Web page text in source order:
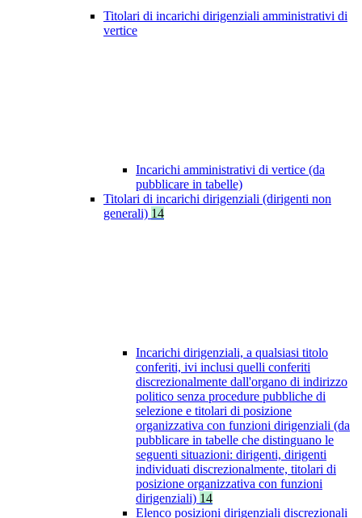
Titolari di incarichi dirigenziali amministrativi di
vertice
Incarichi amministrativi di vertice (da
pubblicare in tabelle)
Titolari di incarichi dirigenziali (dirigenti non
generali) 14
Incarichi dirigenziali, a qualsiasi titolo
conferiti, ivi inclusi quelli conferiti
discrezionalmente dall'organo di indirizzo
politico senza procedure pubbliche di
selezione e titolari di posizione
organizzativa con funzioni dirigenziali (da
pubblicare in tabelle che distinguano le
seguenti situazioni: dirigenti, dirigenti
individuati discrezionalmente, titolari di
posizione organizzativa con funzioni
dirigenziali) 14
Elenco posizioni dirigenziali discrezionali